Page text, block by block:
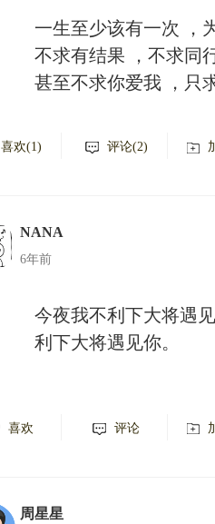
一生至少该有一次 ，
不求有结果 ，不求同
甚至不求你爱我 ，只
喜欢(1) 评论(2)
NANA
6年前
今夜我不利下大将遇
利下大将遇见你。
喜欢 评论
周星星